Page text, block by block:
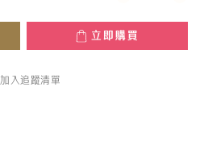
立即購買
加入追蹤清單